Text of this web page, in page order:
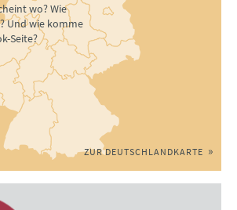
wo? Wie
Und wie komme
Seite?
ZUR DEUTSCHLANDKARTE